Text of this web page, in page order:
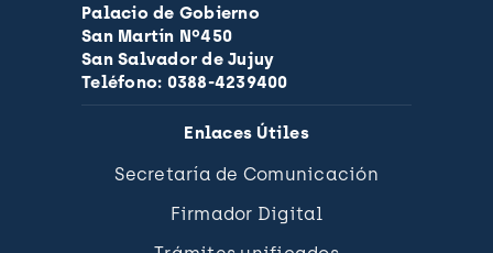
Palacio de Gobierno
San Martín Nº450
San Salvador de Jujuy
Teléfono: 0388-4239400
Enlaces Útiles
Secretaría de Comunicación
Firmador Digital